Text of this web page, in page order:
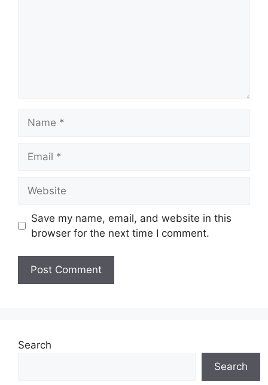
Save my name, email, and website in this
browser for the next time I comment.
Search
Search